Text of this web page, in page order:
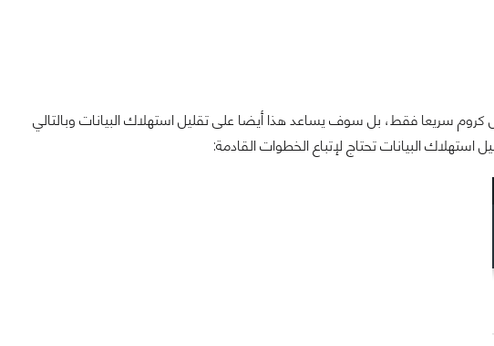
سريعا فقط، بل سوف يساعد هذا أيضا على تقليل استهلاك البيانات وبالتالي
البيانات تحتاج لإتباع الخطوات القادمة: